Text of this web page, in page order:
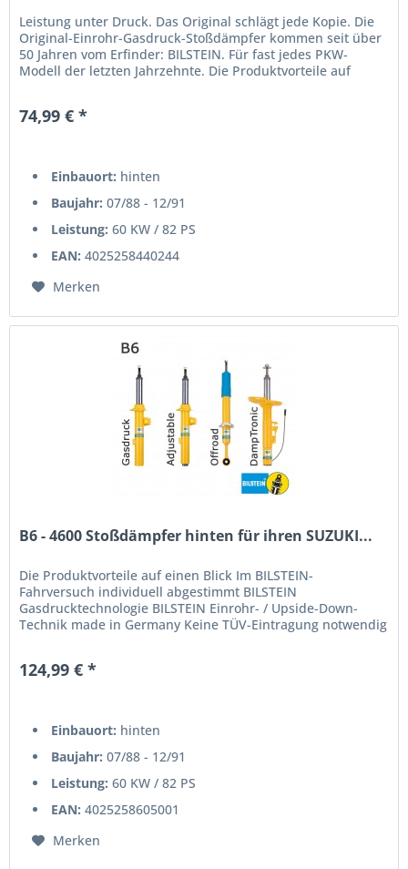
Leistung unter Druck. Das Original schlägt jede Kopie. Die
Original-Einrohr-Gasdruck-Stoßdämpfer kommen seit über
50 Jahren vom Erfinder: BILSTEIN. Für fast jedes PKW-
Modell der letzten Jahrzehnte. Die Produktvorteile auf
74,99 € *
Einbauort: hinten
Baujahr: 07/88 - 12/91
Leistung: 60 KW / 82 PS
EAN: 4025258440244
Merken
B6 - 4600 Stoßdämpfer hinten für ihren SUZUKI...
Die Produktvorteile auf einen Blick Im BILSTEIN-
Fahrversuch individuell abgestimmt BILSTEIN
Gasdrucktechnologie BILSTEIN Einrohr- / Upside-Down-
Technik made in Germany Keine TÜV-Eintragung notwendig
124,99 € *
Einbauort: hinten
Baujahr: 07/88 - 12/91
Leistung: 60 KW / 82 PS
EAN: 4025258605001
Merken